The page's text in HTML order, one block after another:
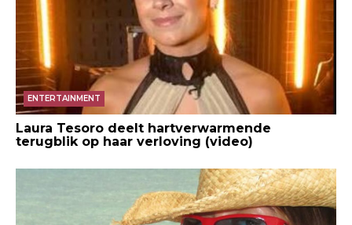
ENTERTAINMENT
Laura Tesoro deelt hartverwarmende
terugblik op haar verloving (video)